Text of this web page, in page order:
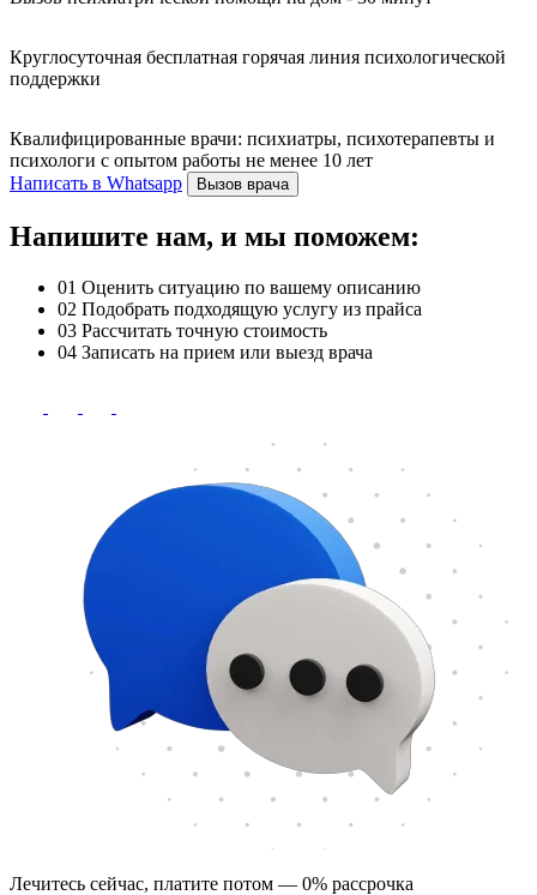
Круглосуточная бесплатная горячая линия психологической
поддержки
Квалифицированные врачи: психиатры, психотерапевты и
психологи с опытом работы не менее 10 лет
Написать в Whatsapp
Вызов врача
Напишите нам, и мы поможем:
01 Оценить ситуацию по вашему описанию
02 Подобрать подходящую услугу из прайса
03 Рассчитать точную стоимость
04 Записать на прием или выезд врача
Лечитесь сейчас, платите потом — 0% рассрочка